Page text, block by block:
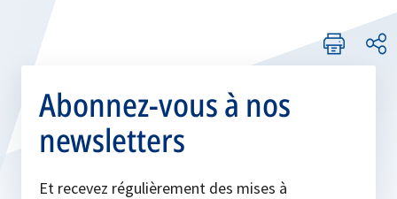
Abonnez-vous à nos
newsletters
Et recevez régulièrement des mises à